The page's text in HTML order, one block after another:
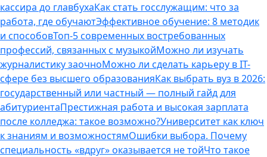
кассира до главбухаКак стать госслужащим: что за
работа, где обучаютЭффективное обучение: 8 методик
и способовТоп-5 современных востребованных
профессий, связанных с музыкойМожно ли изучать
журналистику заочноМожно ли сделать карьеру в IT-
сфере без высшего образованияКак выбрать вуз в 2026:
государственный или частный — полный гайд для
абитуриентаПрестижная работа и высокая зарплата
после колледжа: такое возможно?Университет как ключ
к знаниям и возможностямОшибки выбора. Почему
специальность «вдруг» оказывается не тойЧто такое